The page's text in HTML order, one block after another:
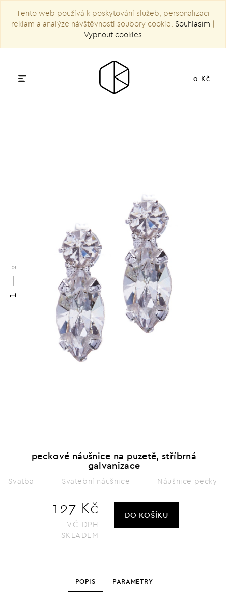
Tento web používá k poskytování služeb, personalizaci
reklam a analýze návštěvnosti soubory cookie. Souhlasím |
Vypnout cookies
0 Kč
1
2
peckové náušnice na puzetě, stříbrná
galvanizace
Svatba Svatební náušnice Náušnice pecky
127 Kč
VČ.DPH
SKLADEM
DO KOŠÍKU
POPIS PARAMETRY